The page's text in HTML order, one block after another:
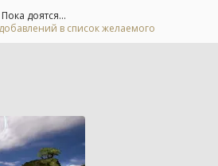
доятся...
в список желаемого